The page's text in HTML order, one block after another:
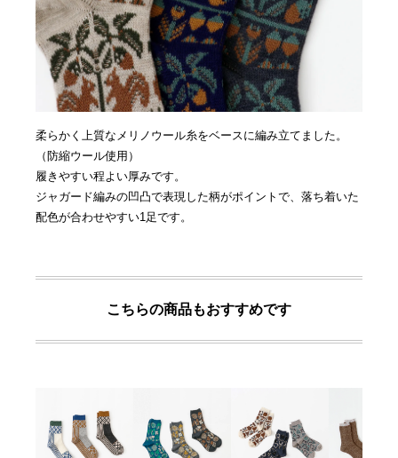
柔らかく上質なメリノウール糸をベースに編み立てました。
（防縮ウール使用）
履きやすい程よい厚みです。
ジャガード編みの凹凸で表現した柄がポイントで、落ち着いた
配色が合わせやすい1足です。
こちらの商品もおすすめです